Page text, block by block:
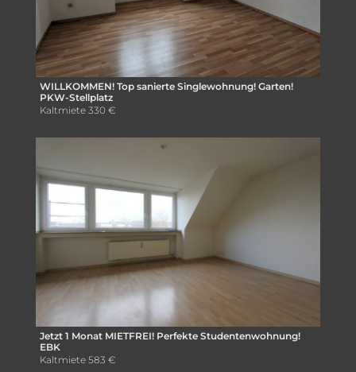
WILLKOMMEN! Top sanierte Singlewohnung! Garten!
PKW-Stellplatz
Kaltmiete 330 €
Jetzt 1 Monat MIETFREI! Perfekte Studentenwohnung!
EBK
Kaltmiete 583 €